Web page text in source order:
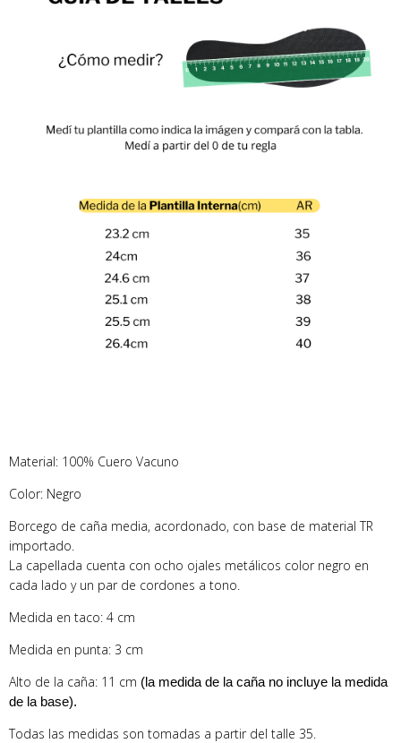
Material: 100% Cuero Vacuno
Color: Negro
Borcego de caña media, acordonado, con base de material TR
importado.
La capellada cuenta con ocho ojales metálicos color negro en
cada lado y un par de cordones a tono.
Medida en taco: 4 cm
Medida en punta: 3 cm
Alto de la caña: 11 cm (la medida de la caña no incluye la medida
de la base).
Todas las medidas son tomadas a partir del talle 35.